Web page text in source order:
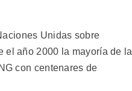
Unidas sobre
el año 2000 la mayoría de la
con centenares de